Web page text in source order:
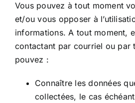
Vous pouvez à tout moment
et/ou vous opposer à
informations. A tout moment,
contactant par courriel ou par
pouvez :
Connaître les données
collectées, le cas